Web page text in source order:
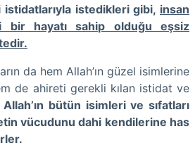
istedikleri gibi, insan
hayatı sahip olduğu eşsiz
da hem Allah’ın güzel isimlerine
de ahireti gerekli kılan istidat ve
Allah’ın bütün isimleri ve sıfatları
vücudunu dahi kendilerine has